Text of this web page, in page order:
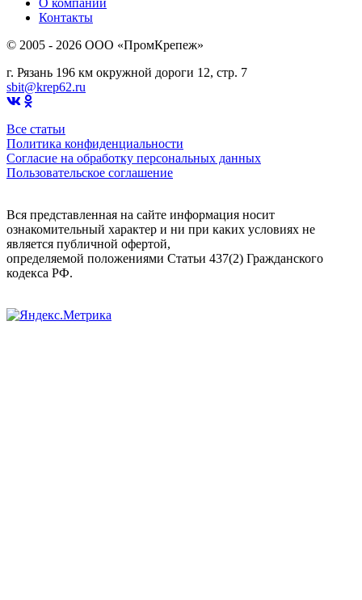
Контакты
© 2005 - 2026 OOO «ПромКрепеж»
г. Рязань 196 км окружной дороги 12, стр. 7
sbit@krep62.ru
Все статьи
Политика конфиденциальности
Согласие на обработку персональных данных
Пользовательское соглашение
Вся представленная на сайте информация носит
ознакомительный характер и ни при каких условиях не
является публичной офертой,
определяемой положениями Статьи 437(2) Гражданского
кодекса РФ.